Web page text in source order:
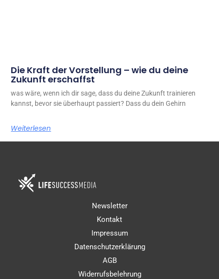
Die Kraft der Vorstellung – wie du deine
Zukunft erschaffst
was wäre, wenn ich dir sage, dass du deine Zukunft trainieren
kannst, bevor sie überhaupt passiert? Dass du dein Gehirn
Weiterlesen
Newsletter
Kontakt
Impressum
Datenschutzerklärung
AGB
Widerrufsbelehrung